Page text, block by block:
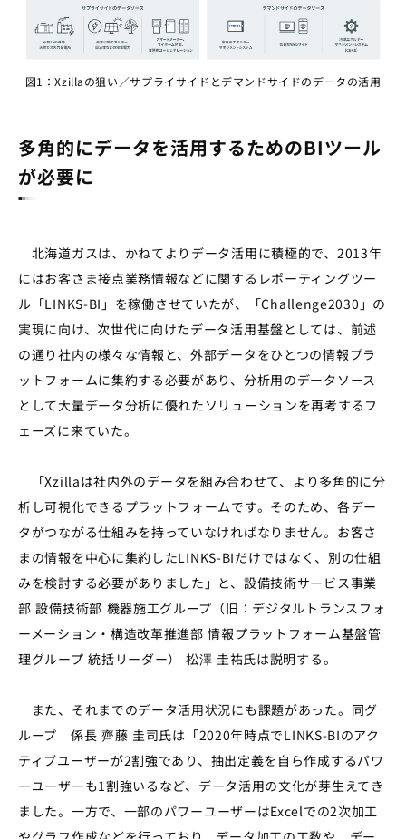
図1：Xzillaの狙い／サプライサイドとデマンドサイドのデータの活用
多角的にデータを活用するためのBIツール
が必要に
北海道ガスは、かねてよりデータ活用に積極的で、 2013年
にはお客さま接点業務情報などに関するレポーティングツー
ル「LINKS-BI 」を稼働させていたが、 「Challenge2030 」の
実現に向け、次世代に向けたデータ活用基盤としては、前述
の通り社内の様々な情報と、外部データをひとつの情報プラ
ットフォームに集約する必要があり、分析用のデータソース
として大量データ分析に優れたソリューションを再考するフ
ェーズに来ていた。
「Xzillaは社内外のデータを組み合わせて、より多角的に分
析し可視化できるプラットフォームです。そのため、各デー
タがつながる仕組みを持っていなければなりません。お客さ
まの情報を中心に集約したLINKS-BIだけではなく、別の仕組
みを検討する必要がありました」と、 設備技術サービス事業
部 設備技術部 機器施工グループ（旧：デジタルトランスフォ
ーメーション・構造改革推進部 情報プラットフォーム基盤管
理グループ 統括リーダー） 松澤 圭祐氏は説明する。
また、それまでのデータ活用状況にも課題があった。同グ
ループ 係長 齊藤 圭司氏は「2020年時点でLINKS-BIのアク
ティブユーザーが2割強であり、抽出定義を自ら作成するパワ
ーユーザーも1 割強いるなど、データ活用の文化が芽生えてき
ました。一方で、一部のパワーユーザーはExcelでの2次加工